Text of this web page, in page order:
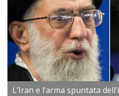
L’Iran e l’arma spuntata